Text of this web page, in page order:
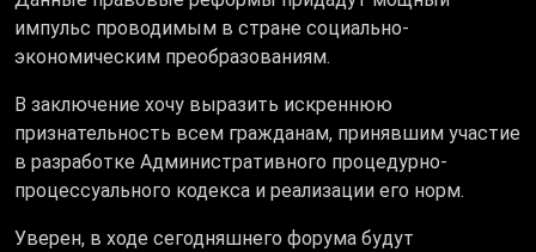
импульс проводимым в стране социально-
экономическим преобразованиям.
В заключение хочу выразить искреннюю
признательность всем гражданам, принявшим участие
в разработке Административного процедурно-
процессуального кодекса и реализации его норм.
Уверен, в ходе сегодняшнего форума будут